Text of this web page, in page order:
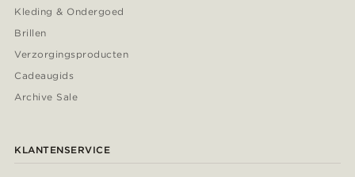
Kleding & Ondergoed
Brillen
Verzorgingsproducten
Cadeaugids
Archive Sale
KLANTENSERVICE